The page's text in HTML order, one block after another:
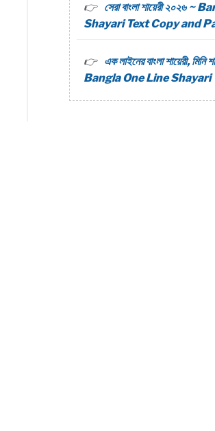
সেরা বাংলা শায়েরী ২০২৬ ~
Shayari Text Copy and
এক লাইনের বাংলা শায়েরী, মিনি
Bangla One Line Shayari